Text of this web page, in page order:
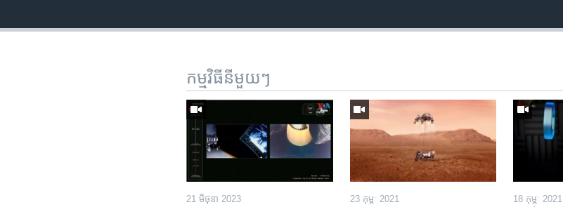
កម្មវិធី​នីមួយៗ
21 មិថុនា 2023 23 កុម្ភៈ 2021 18 កុម្ភៈ 2021